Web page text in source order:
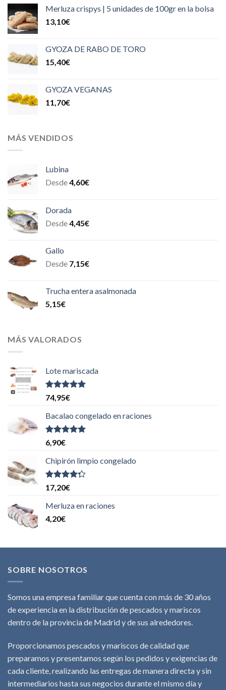
Merluza crispys | 5 unidades de 100gr en la bolsa
13,10€
GYOZA DE RABO DE TORO
15,40€
GYOZA VEGANAS
11,70€
MÁS VENDIDOS
Lubina
Desde4,60€
Dorada
Desde4,45€
Gallo
Desde 7,15€
Trucha entera asalmonada
5,15€
MÁS VALORADOS
Lote mariscada
Valorado
con
5
74,95€
Bacalao congelado en raciones
Valorado
con
5
6,90€
Chipirón limpio congelado
Valorado
con
de 5
17,20€
Merluza en raciones
4,20€
SOBRE NOSOTROS
Somos una empresa familiar que cuenta con más de 30 años
de experiencia en la distribución de pescados y mariscos
dentro de la provincia de Madrid y de sus alrededores.
Proporcionamos pescados y mariscos de calidad que
preparamos y presentamos según los pedidos y exigencias de
cada cliente, realizando las entregas de manera directa y sin
intermediarios hasta sus negocios durante el mismo día y